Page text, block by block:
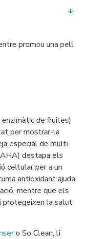
promou una pell
de fruites)
per mostrar-la
especial de multi-
destapa els
cel·lular per a un
antioxidant ajuda
mentre que els
protegeixen la salut
o So Clean, li